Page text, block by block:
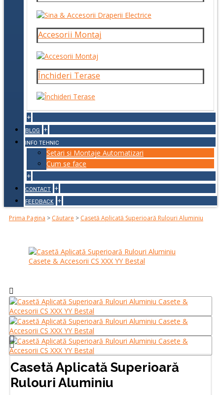
Accesorii Montaj
Închideri Terase
+
BLOG +
INFO TEHNIC
Setari si Montaje Automatizari
Cum se face
+
CONTACT +
FEEDBACK +
Prima Pagina > Căutare > Casetă Aplicată Superioară Rulouri Aluminiu
Casetă Aplicată Superioară
Rulouri Aluminiu